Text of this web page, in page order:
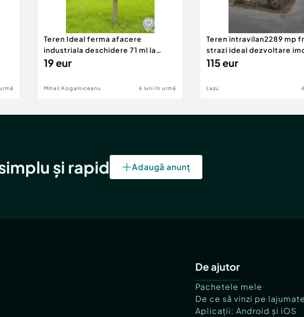
Teren Ideal ferma afacere
industriala deschidere 71 ml la
DN2A
19 eur
Mihail Kogalniceanu 6 luni în urmă
Teren intravilan2289 mp
strazi ideal dezvoltare
115 eur
Lazu
și rapid Adaugă anunț
De ajutor
Pachetele mele
De ce să vinzi pe
Aplicații: Android și iOS